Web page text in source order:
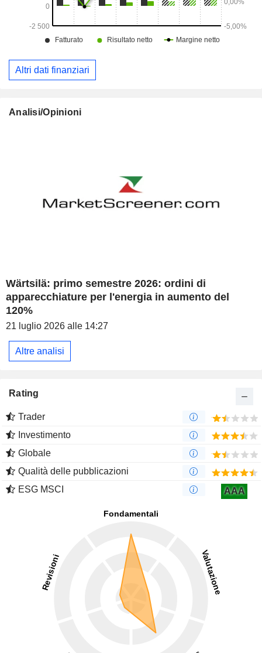
Altri dati finanziari
Analisi/Opinioni
Wärtsilä: primo semestre 2026: ordini di
apparecchiature per l'energia in aumento del
120%
21 luglio 2026 alle 14:27
Altre analisi
Rating
Trader
Investimento
Globale
Qualità delle pubblicazioni
ESG MSCI
AAA